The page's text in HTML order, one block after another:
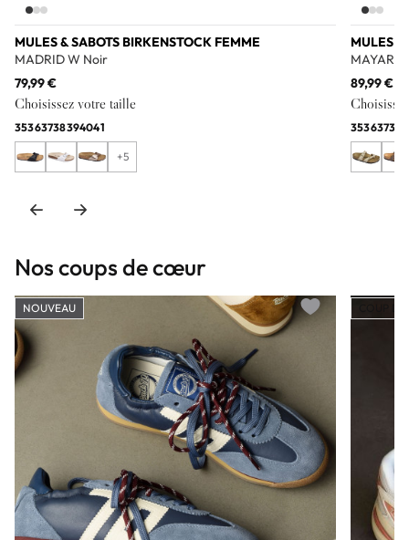
MULES & SABOTS BIRKENSTOCK FEMME
MADRID W Noir
79,99 €
Choisissez votre taille
35363738394041
+5
MULES &
MAYARI
89,99 €
35363738
Nos coups de cœur
NOUVEAU
Add to wishlist